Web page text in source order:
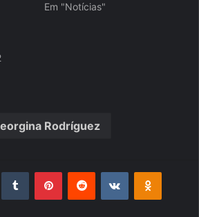
Em "Notícias"
Rodríguez
Tumblr PinterestReddit VK OK